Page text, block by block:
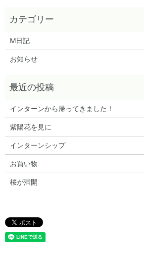
M日記
お知らせ
インターンから帰ってきました！
紫陽花を見に
インターンシップ
お買い物
桜が満開